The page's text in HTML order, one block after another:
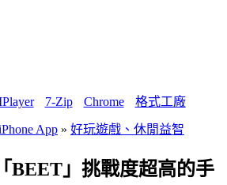
7-Zip Chrome 格式工廠
App » 好玩遊戲、休閒益智
BEET」挑戰度超高的手